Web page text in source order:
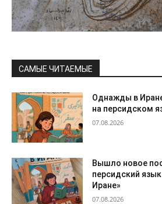
САМЫЕ ЧИТАЕМЫЕ
Однажды в
на персидском
07.08.2026
Вышло новое
персидский
Иране»
07.08.2026